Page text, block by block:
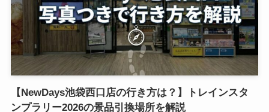
【NewDays池袋西口店の行き方は？】トレインスタ
ンプラリー2026の景品引換場所を解説